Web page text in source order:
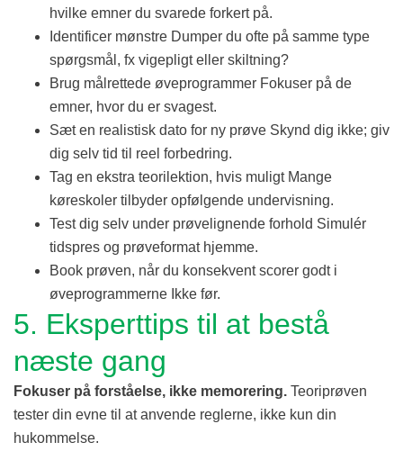
hvilke emner du svarede forkert på.
Identificer mønstre Dumper du ofte på samme type
spørgsmål, fx vigepligt eller skiltning?
Brug målrettede øveprogrammer Fokuser på de
emner, hvor du er svagest.
Sæt en realistisk dato for ny prøve Skynd dig ikke; giv
dig selv tid til reel forbedring.
Tag en ekstra teorilektion, hvis muligt Mange
køreskoler tilbyder opfølgende undervisning.
Test dig selv under prøvelignende forhold Simulér
tidspres og prøveformat hjemme.
Book prøven, når du konsekvent scorer godt i
øveprogrammerne Ikke før.
5. Eksperttips til at bestå
næste gang
Fokuser på forståelse, ikke memorering. Teoriprøven
tester din evne til at anvende reglerne, ikke kun din
hukommelse.